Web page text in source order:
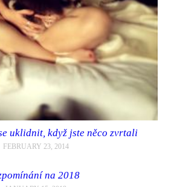
uklidnit, když jste něco zvrtali
FEBRUARY 23, 2014
na 2018